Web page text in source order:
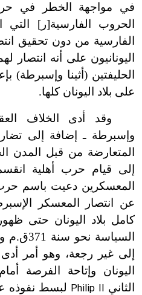
في مواجهة الخطر في
الحروب الفارسية[ر]
الفارسية من دون تحقيق
اليونانيون على أنه انتصار
الحليفتين (أثينا وإسبرطة)
على بلاد اليونان كلها.
وقد أدى الخلاف
وإسبرطة ـ إضافة إلى
المتعارضة من قبل المدن
إلى قيام حرب أهلية
المعسكرين دعيت باسم
عن انتصار المعسكر
كامل بلاد اليونان حتى
السياسة
إلى غير رجعة، وهو أمر
اليونان وإتاحة الفرصة
الثاني
Philip II لبسط نفوذه